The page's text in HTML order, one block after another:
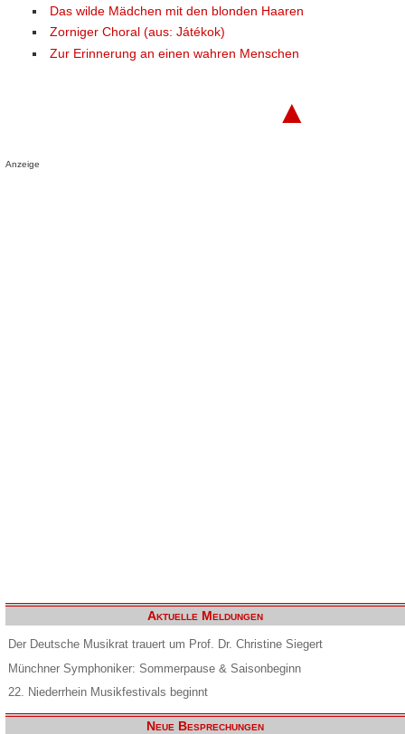
Das wilde Mädchen mit den blonden Haaren
Zorniger Choral (aus: Játékok)
Zur Erinnerung an einen wahren Menschen
▲
Anzeige
Aktuelle Meldungen
Der Deutsche Musikrat trauert um Prof. Dr. Christine Siegert
Münchner Symphoniker: Sommerpause & Saisonbeginn
22. Niederrhein Musikfestivals beginnt
Neue Besprechungen